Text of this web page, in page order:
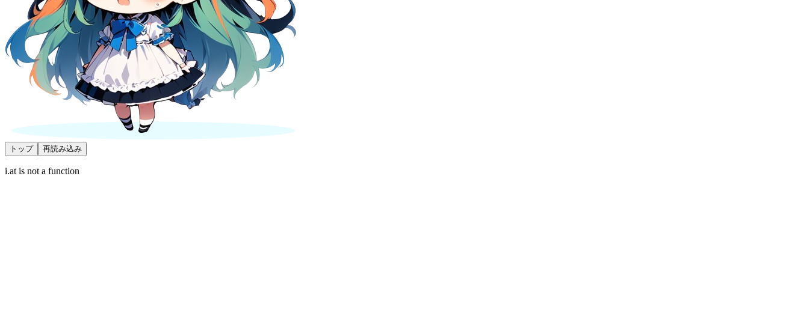
トップ 再読み込み
i.at is not a function